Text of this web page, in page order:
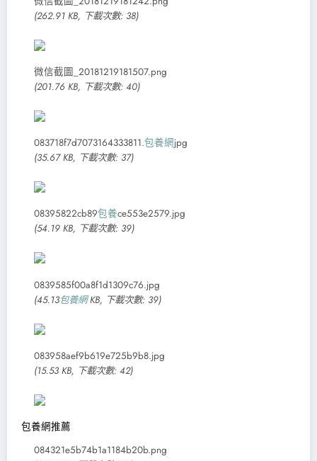
(262.91 KB, 下載次數: 38)
微信截圖_20181219181507.png
(201.76 KB, 下載次數: 40)
083718f7d7073164333811.包養網jpg
(35.67 KB, 下載次數: 37)
08395822cb89包養ce553e2579.jpg
(54.19 KB, 下載次數: 39)
0839585f00a8f1d1309c76.jpg
(45.13包養網KB, 下載次數: 39)
083958aef9b619e725b9b8.jpg
(15.53 KB, 下載次數: 42)
包養網推薦
084321e5b74b1a1184b20b.png